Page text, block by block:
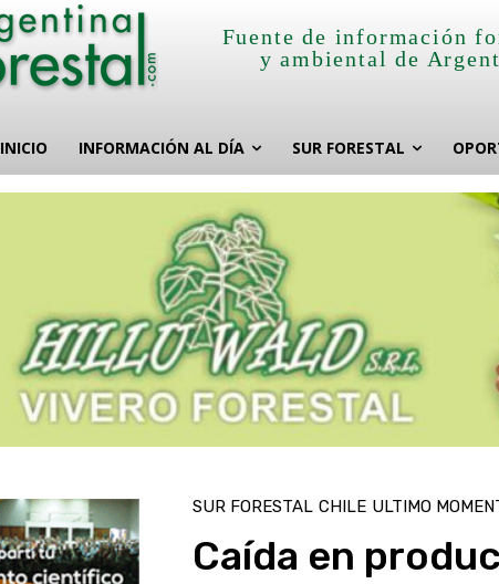
Fuente de información
y ambiental de
INICIO INFORMACIÓN AL DÍA SUR FORESTAL
SUR FORESTAL CHILE ULTIMO
Caída en